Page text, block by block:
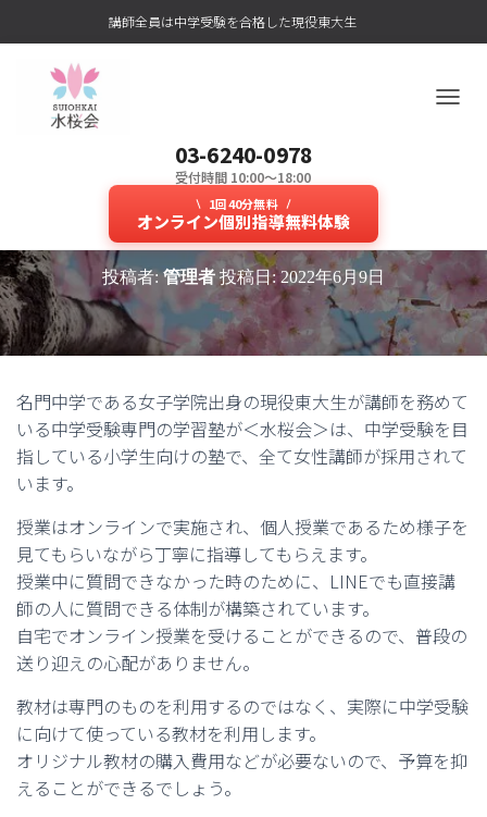
講師全員は中学受験を合格した現役東大生
03-6240-0978
受付時間 10:00～18:00
1回40分無料
オンライン個別指導無料体験
を
切
り
替
え
女子学院出身の東大生が在籍して
いる小学生向けの塾とは？
投稿者:管理者 投稿日: 2022年6月9日
名門中学である女子学院出身の現役東大生が講師を務めて
いる中学受験専門の学習塾が＜水桜会＞は、中学受験を目
指している小学生向けの塾で、全て女性講師が採用されて
います。
授業はオンラインで実施され、個人授業であるため様子を
見てもらいながら丁寧に指導してもらえます。
授業中に質問できなかった時のために、LINEでも直接講
師の人に質問できる体制が構築されています。
自宅でオンライン授業を受けることができるので、普段の
送り迎えの心配がありません。
教材は専門のものを利用するのではなく、実際に中学受験
に向けて使っている教材を利用します。
オリジナル教材の購入費用などが必要ないので、予算を抑
えることができるでしょう。